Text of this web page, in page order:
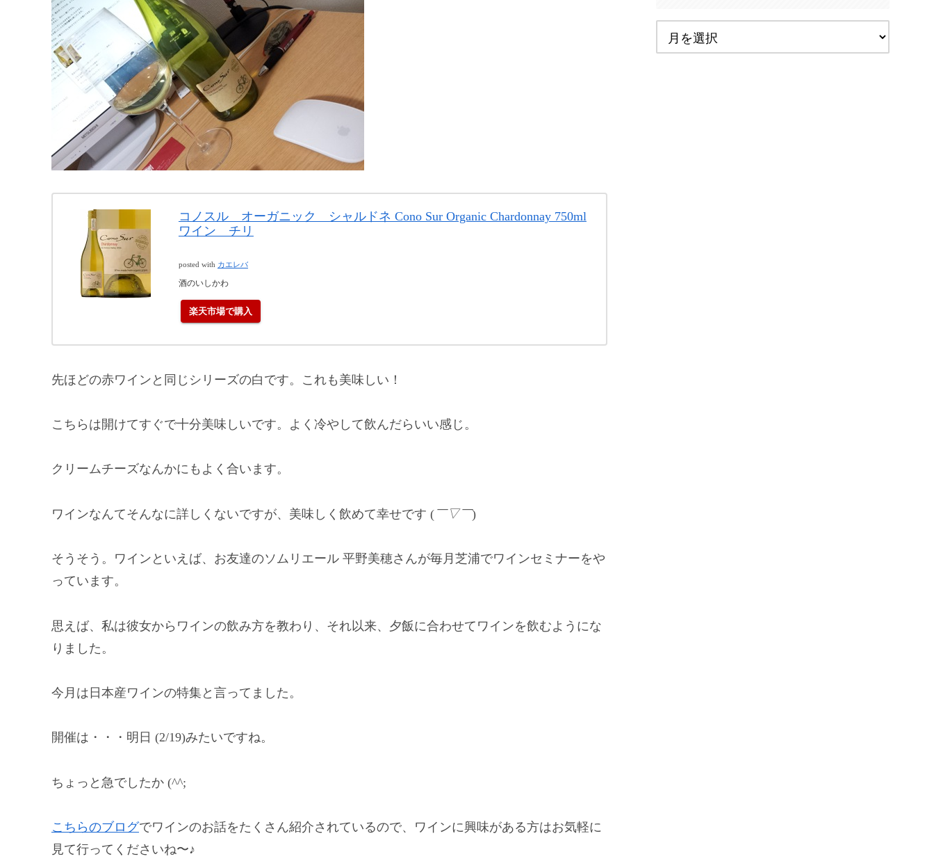
コノスル オーガニック シャルドネ Cono Sur Organic Chardonnay 750ml
ワイン チリ
posted with カエレバ
酒のいしかわ
楽天市場で購入
先ほどの赤ワインと同じシリーズの白です。これも美味しい！
こちらは開けてすぐで十分美味しいです。よく冷やして飲んだらいい感じ。
クリームチーズなんかにもよく合います。
ワインなんてそんなに詳しくないですが、美味しく飲めて幸せです ( ￣▽￣)
そうそう。ワインといえば、お友達のソムリエール 平野美穂さんが毎月芝浦でワインセミナーをや
っています。
思えば、私は彼女からワインの飲み方を教わり、それ以来、夕飯に合わせてワインを飲むようにな
りました。
今月は日本産ワインの特集と言ってました。
開催は・・・明日 (2/19)みたいですね。
ちょっと急でしたか (^^;
こちらのブログでワインのお話をたくさん紹介されているので、ワインに興味がある方はお気軽に
見て行ってくださいね〜♪